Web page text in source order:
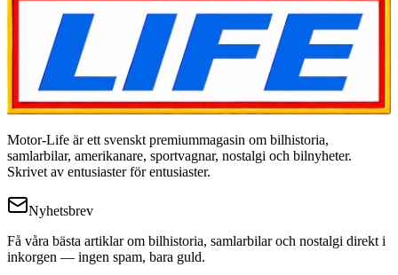
Motor-Life är ett svenskt premiummagasin om bilhistoria,
samlarbilar, amerikanare, sportvagnar, nostalgi och bilnyheter.
Skrivet av entusiaster för entusiaster.
Nyhetsbrev
Få våra bästa artiklar om bilhistoria, samlarbilar och nostalgi direkt i
inkorgen — ingen spam, bara guld.